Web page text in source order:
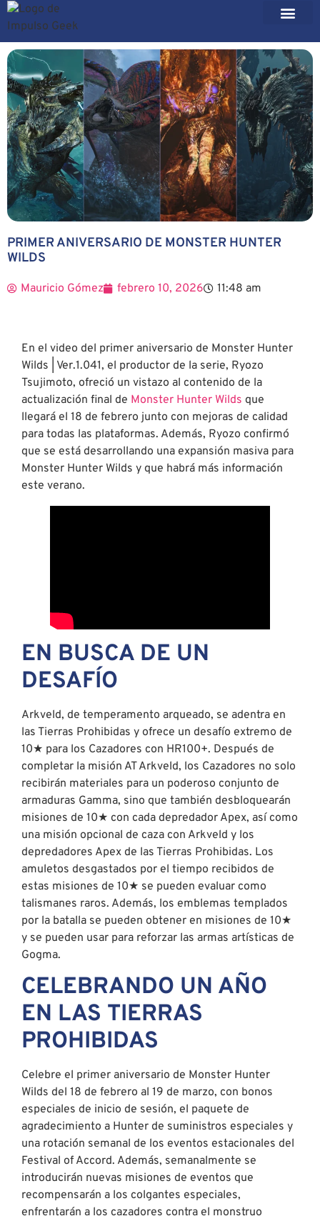
PRIMER ANIVERSARIO DE MONSTER HUNTER
WILDS
Mauricio Gómez febrero 10, 2026 11:48 am
En el video del primer aniversario de Monster Hunter
Wilds | Ver.1.041, el productor de la serie, Ryozo
Tsujimoto, ofreció un vistazo al contenido de la
actualización final de Monster Hunter Wilds que
llegará el 18 de febrero junto con mejoras de calidad
para todas las plataformas. Además, Ryozo confirmó
que se está desarrollando una expansión masiva para
Monster Hunter Wilds y que habrá más información
este verano.
EN BUSCA DE UN
DESAFÍO
Arkveld, de temperamento arqueado, se adentra en
las Tierras Prohibidas y ofrece un desafío extremo de
10★ para los Cazadores con HR100+. Después de
completar la misión AT Arkveld, los Cazadores no solo
recibirán materiales para un poderoso conjunto de
armaduras Gamma, sino que también desbloquearán
misiones de 10★ con cada depredador Apex, así como
una misión opcional de caza con Arkveld y los
depredadores Apex de las Tierras Prohibidas. Los
amuletos desgastados por el tiempo recibidos de
estas misiones de 10★ se pueden evaluar como
talismanes raros. Además, los emblemas templados
por la batalla se pueden obtener en misiones de 10★
y se pueden usar para reforzar las armas artísticas de
Gogma.
CELEBRANDO UN AÑO
EN LAS TIERRAS
PROHIBIDAS
Celebre el primer aniversario de Monster Hunter
Wilds del 18 de febrero al 19 de marzo, con bonos
especiales de inicio de sesión, el paquete de
agradecimiento a Hunter de suministros especiales y
una rotación semanal de los eventos estacionales del
Festival of Accord. Además, semanalmente se
introducirán nuevas misiones de eventos que
recompensarán a los colgantes especiales,
enfrentarán a los cazadores contra el monstruo